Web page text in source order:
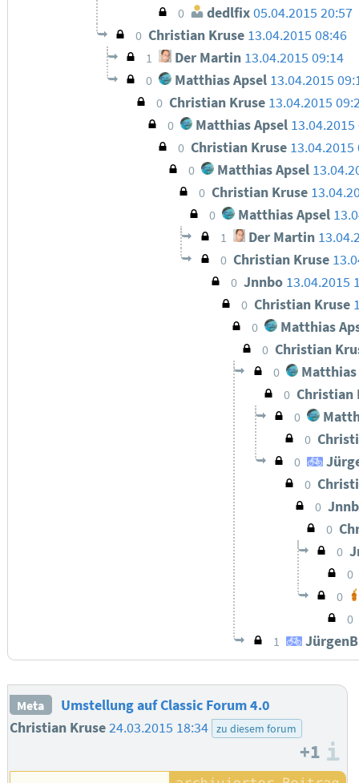
0 dedlfix 05.04.2015 20:57
0 Christian Kruse 13.04.2015 08:46
1 Der Martin 13.04.2015 09:14
0 Matthias Apsel 13.04.2015
0 Christian Kruse 13.04.2015
0 Matthias Apsel 13.04.2015
0 Christian Kruse 13.04.2015
0 Matthias Apsel
0 Christian Kruse
0 Matthias Apsel
1 Der Martin
0 Christian Kruse
0 Jnnbo 13.04.2015
0 Christian Kruse
0 Matthias
0 Christian
0 Matthias
0 Christian
0
0
0
0
0
0
0
0
0
0
1
JürgenB
Meta
Umstellung auf Classic Forum 4.0
Christian Kruse24.03.2015 18:34 zu diesem forum
+1